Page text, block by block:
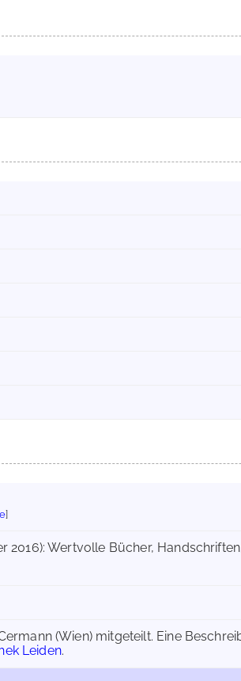
]
2016): Wertvolle Bücher,
(Wien) mitgeteilt. Eine
Leiden.